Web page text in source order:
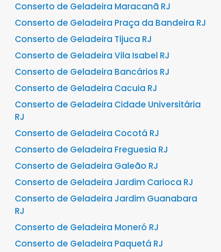
Conserto de Geladeira Maracanã RJ
Conserto de Geladeira Praça da Bandeira RJ
Conserto de Geladeira Tijuca RJ
Conserto de Geladeira Vila Isabel RJ
Conserto de Geladeira Bancários RJ
Conserto de Geladeira Cacuia RJ
Conserto de Geladeira Cidade Universitária
RJ
Conserto de Geladeira Cocotá RJ
Conserto de Geladeira Freguesia RJ
Conserto de Geladeira Galeão RJ
Conserto de Geladeira Jardim Carioca RJ
Conserto de Geladeira Jardim Guanabara
RJ
Conserto de Geladeira Moneró RJ
Conserto de Geladeira Paquetá RJ